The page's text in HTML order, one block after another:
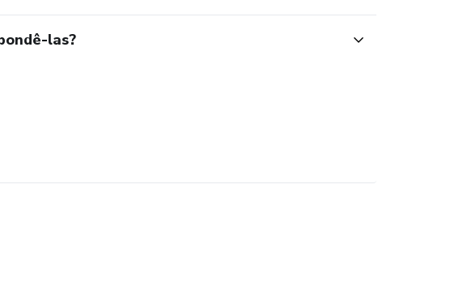
las?